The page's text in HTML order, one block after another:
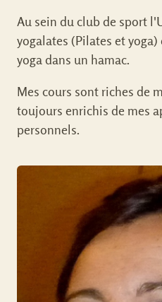
Au sein du club de sport
yogalates (Pilates et
yoga dans un hamac.
Mes cours sont riches de
toujours enrichis de mes
personnels.